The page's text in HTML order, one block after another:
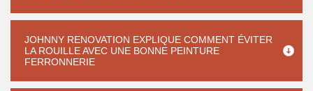
JOHNNY RENOVATION EXPLIQUE COMMENT ÉVITER
LA ROUILLE AVEC UNE BONNE PEINTURE
FERRONNERIE